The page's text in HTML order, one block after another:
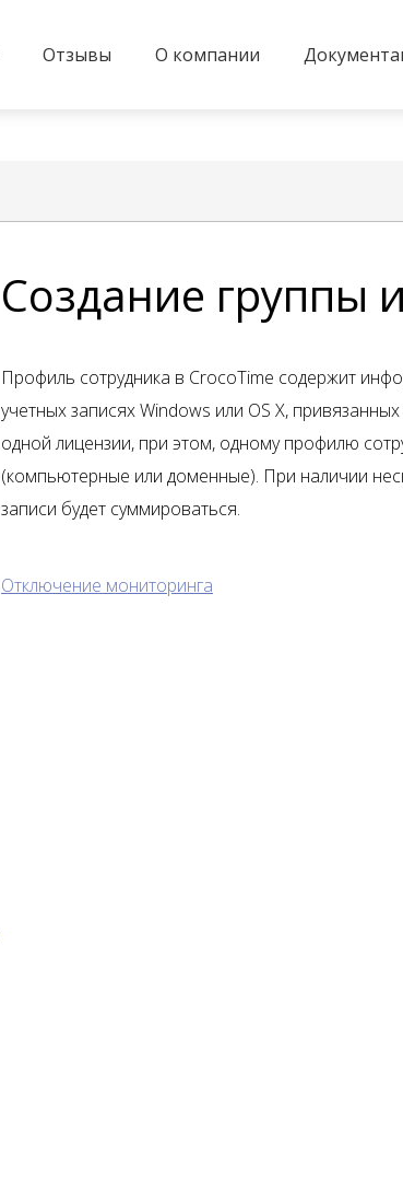
Отзывы О компании
Создание группы
Профиль сотрудника в CrocoTime содержит
учетных записях Windows или OS X,
одной лицензии, при этом, одному профилю
(компьютерные или доменные). При наличии
записи будет суммироваться.
Отключение мониторинга